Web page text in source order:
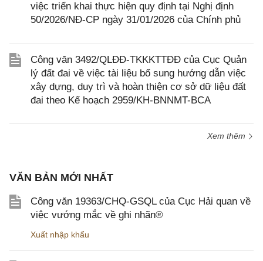
việc triển khai thực hiện quy định tại Nghị định
50/2026/NĐ-CP ngày 31/01/2026 của Chính phủ
Công văn 3492/QLĐĐ-TKKKTTĐĐ của Cục Quản
lý đất đai về việc tài liệu bổ sung hướng dẫn việc
xây dựng, duy trì và hoàn thiện cơ sở dữ liệu đất
đai theo Kế hoạch 2959/KH-BNNMT-BCA
Xem thêm
VĂN BẢN MỚI NHẤT
Công văn 19363/CHQ-GSQL của Cục Hải quan về
việc vướng mắc về ghi nhãn®
Xuất nhập khẩu